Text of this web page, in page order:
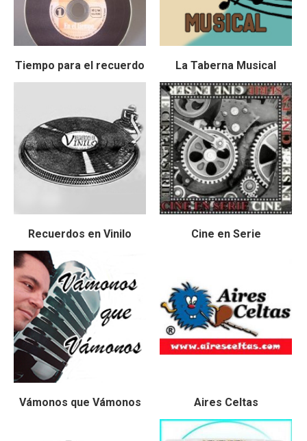
Tiempo para el recuerdo La Taberna Musical
Recuerdos en Vinilo Cine en Serie
Vámonos que Vámonos Aires Celtas